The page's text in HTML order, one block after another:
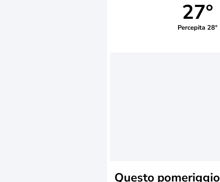
27°
Percepita 28°
Questo pomeriggio